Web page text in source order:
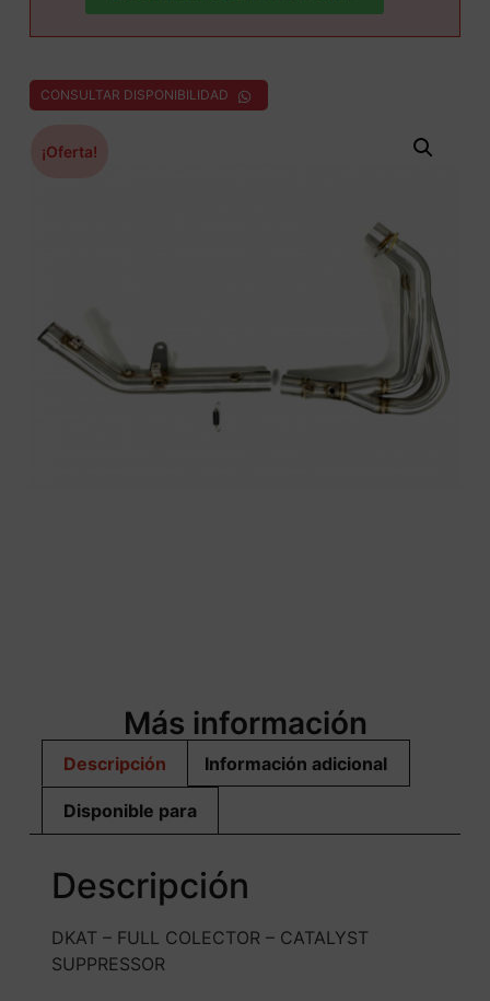
CONSULTAR DISPONIBILIDAD
¡Oferta!
Más información
Descripción Información adicional
Disponible para
Descripción
DKAT – FULL COLECTOR – CATALYST
SUPPRESSOR